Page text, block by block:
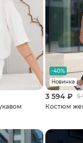
-40%
Новинка
3 594 ₽ 5
Костюм